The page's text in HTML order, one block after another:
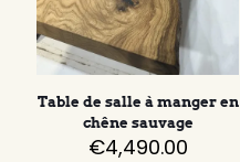
Table de salle à manger en
chêne sauvage
€4,490.00